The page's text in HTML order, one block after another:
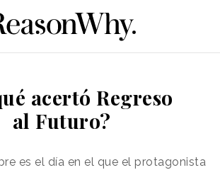
acertó Regreso
al Futuro?
es el día en el que el protagonista